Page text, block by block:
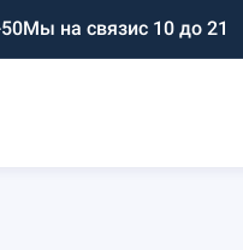
Мы на связис 10 до 21